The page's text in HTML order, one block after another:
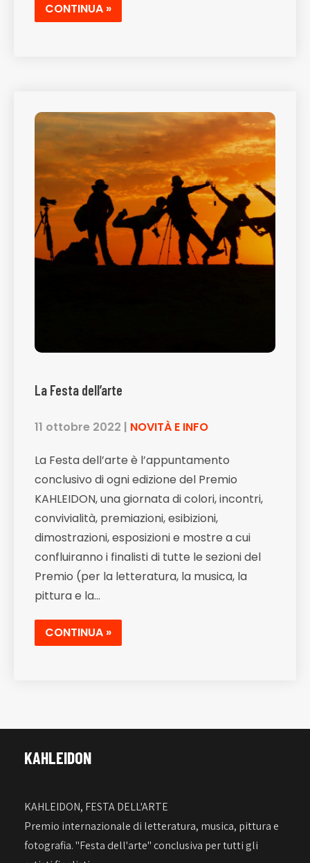
CONTINUA »
La Festa dell’arte
11 ottobre 2022 | NOVITÀ E INFO
La Festa dell’arte è l’appuntamento
conclusivo di ogni edizione del Premio
KAHLEIDON, una giornata di colori, incontri,
convivialità, premiazioni, esibizioni,
dimostrazioni, esposizioni e mostre a cui
confluiranno i finalisti di tutte le sezioni del
Premio (per la letteratura, la musica, la
pittura e la…
CONTINUA »
KAHLEIDON
KAHLEIDON, FESTA DELL'ARTE
Premio internazionale di letteratura, musica, pittura e
fotografia. "Festa dell'arte" conclusiva per tutti gli